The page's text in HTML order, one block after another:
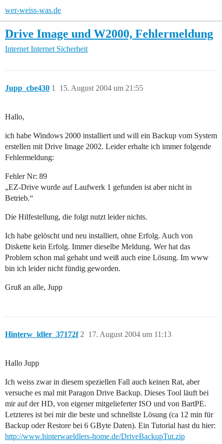
wer-weiss-was.de
Drive Image und W2000, Fehlermeldung
Internet Internet Sicherheit
Jupp_cbe430 15. August 2004 um 21:55
1
Hallo,
ich habe Windows 2000 installiert und will ein Backup vom System
erstellen mit Drive Image 2002. Leider erhalte ich immer folgende
Fehlermeldung:
Fehler Nr: 89
„EZ-Drive wurde auf Laufwerk 1 gefunden ist aber nicht in
Betrieb.“
Die Hilfestellung, die folgt nutzt leider nichts.
Ich habe gelöscht und neu installiert, ohne Erfolg. Auch von
Diskette kein Erfolg. Immer dieselbe Meldung. Wer hat das
Problem schon mal gehabt und weiß auch eine Lösung. Im www
bin ich leider nicht fündig geworden.
Gruß an alle, Jupp
Hinterw_ldler_37172f 17. August 2004 um 11:13
2
Hallo Jupp
Ich weiss zwar in diesem speziellen Fall auch keinen Rat, aber
versuche es mal mit Paragon Drive Backup. Dieses Tool läuft bei
mir auf der HD, von eigener mitgelieferter ISO und von BartPE.
Letzteres ist bei mir die beste und schnellste Lösung (ca 12 min für
Backup oder Restore bei 6 GByte Daten). Ein Tutorial hast du hier:
http://www.hinterwaeldlers-home.de/DriveBackupTut.zip